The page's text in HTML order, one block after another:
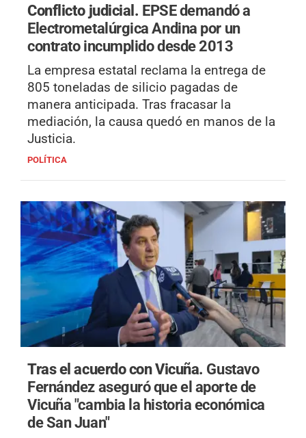
Conflicto judicial. EPSE demandó a
Electrometalúrgica Andina por un
contrato incumplido desde 2013
La empresa estatal reclama la entrega de
805 toneladas de silicio pagadas de
manera anticipada. Tras fracasar la
mediación, la causa quedó en manos de la
Justicia.
POLÍTICA
Tras el acuerdo con Vicuña. Gustavo
Fernández aseguró que el aporte de
Vicuña "cambia la historia económica
de San Juan"